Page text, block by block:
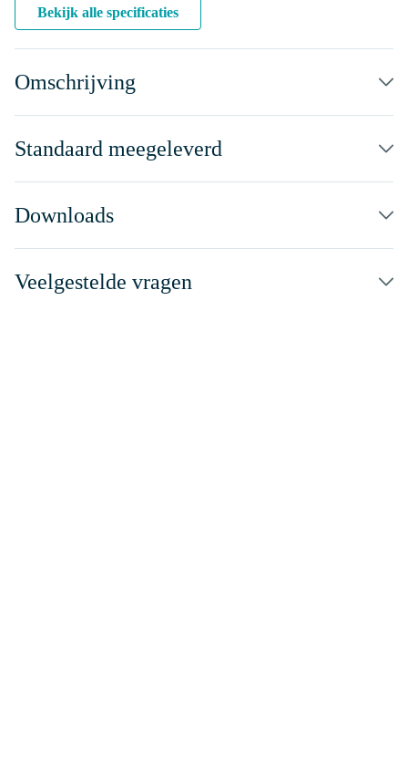
Bekijk alle specificaties
Omschrijving
Standaard meegeleverd
Downloads
Veelgestelde vragen